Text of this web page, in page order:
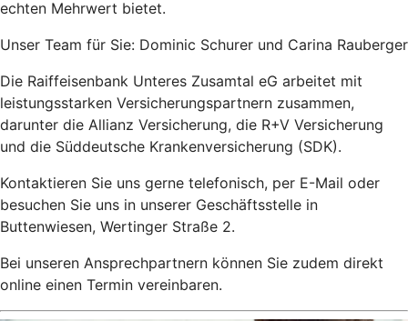
echten Mehrwert bietet.
Unser Team für Sie: Dominic Schurer und Carina Rauberger
Die Raiffeisenbank Unteres Zusamtal eG arbeitet mit
leistungsstarken Versicherungspartnern zusammen,
darunter die Allianz Versicherung, die R+V Versicherung
und die Süddeutsche Krankenversicherung (SDK).
Kontaktieren Sie uns gerne telefonisch, per E-Mail oder
besuchen Sie uns in unserer Geschäftsstelle in
Buttenwiesen, Wertinger Straße 2.
Bei unseren Ansprechpartnern können Sie zudem direkt
online einen Termin vereinbaren.